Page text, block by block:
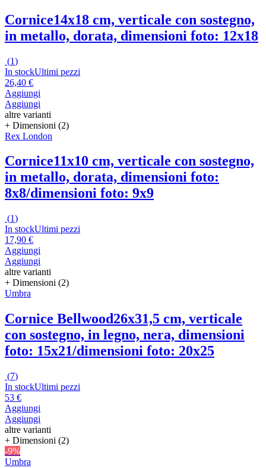
Cornice14x18 cm, verticale con sostegno,
in metallo, dorata, dimensioni foto: 12x18
(1)
In stockUltimi pezzi
26,40 €
Aggiungi
Aggiungi
altre varianti
+ Dimensioni (2)
Rex London
Cornice11x10 cm, verticale con sostegno,
in metallo, dorata, dimensioni foto:
8x8/dimensioni foto: 9x9
(1)
In stockUltimi pezzi
17,90 €
Aggiungi
Aggiungi
altre varianti
+ Dimensioni (2)
Umbra
Cornice Bellwood26x31,5 cm, verticale
con sostegno, in legno, nera, dimensioni
foto: 15x21/dimensioni foto: 20x25
(7)
In stockUltimi pezzi
53 €
Aggiungi
Aggiungi
altre varianti
+ Dimensioni (2)
-9%
Umbra